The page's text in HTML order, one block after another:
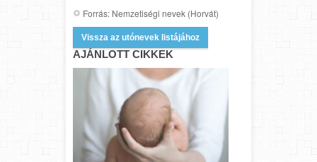
Forrás: Nemzetiségi nevek (Horvát)
Vissza az utónevek listájához
AJÁNLOTT CIKKEK